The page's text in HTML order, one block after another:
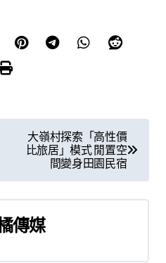
大嶺村探索「高性價
比旅居」模式 閒置空
間變身田園民宿
傳媒